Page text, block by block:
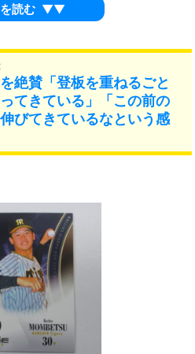
読む ▼▼
絶賛「登板を重ねるごと
てきている」「この前の
びてきているなという感